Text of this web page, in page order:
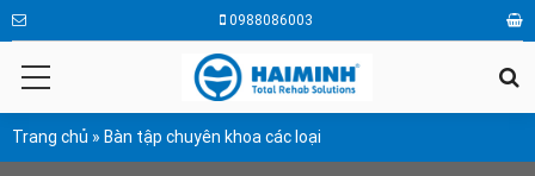
0988086003
Trang chủ » Bàn tập chuyên khoa các loại